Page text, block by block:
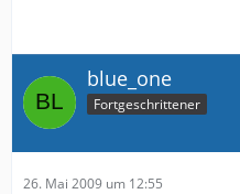
blue_one
Fortgeschrittener
26. Mai 2009 um 12:55